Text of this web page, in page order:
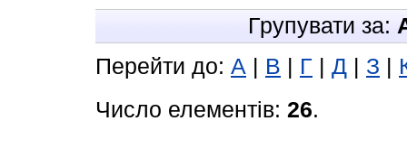
Групувати за:
Перейти до: А В Г Д З
Число елементів: 26.